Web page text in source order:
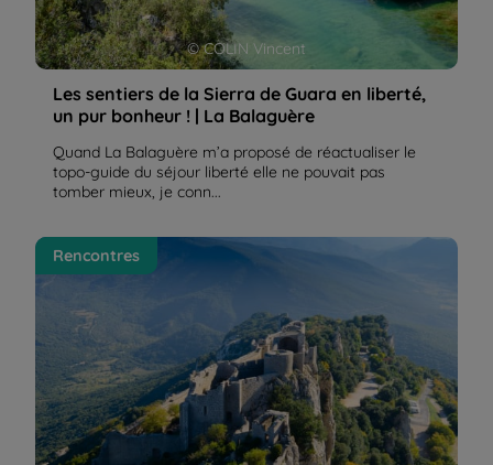
© COLIN Vincent
Les sentiers de la Sierra de Guara en liberté,
un pur bonheur ! | La Balaguère
Quand La Balaguère m’a proposé de réactualiser le
topo-guide du séjour liberté elle ne pouvait pas
tomber mieux, je conn...
Le sentier Cathare, un saut dans l'histoire | La
Balaguère
Rencontres